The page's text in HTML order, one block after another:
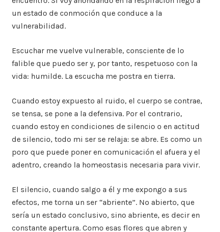
un estado de conmoción que conduce a la
vulnerabilidad.
Escuchar me vuelve vulnerable, consciente de lo
falible que puedo ser y, por tanto, respetuoso con la
vida: humilde. La escucha me postra en tierra.
Cuando estoy expuesto al ruido, el cuerpo se contrae,
se tensa, se pone a la defensiva. Por el contrario,
cuando estoy en condiciones de silencio o en actitud
de silencio, todo mi ser se relaja: se abre. Es como un
poro que puede poner en comunicación el afuera y el
adentro, creando la homeostasis necesaria para vivir.
El silencio, cuando salgo a él y me expongo a sus
efectos, me torna un ser “abriente”. No abierto, que
sería un estado conclusivo, sino abriente, es decir en
constante apertura. Como esas flores que abren y